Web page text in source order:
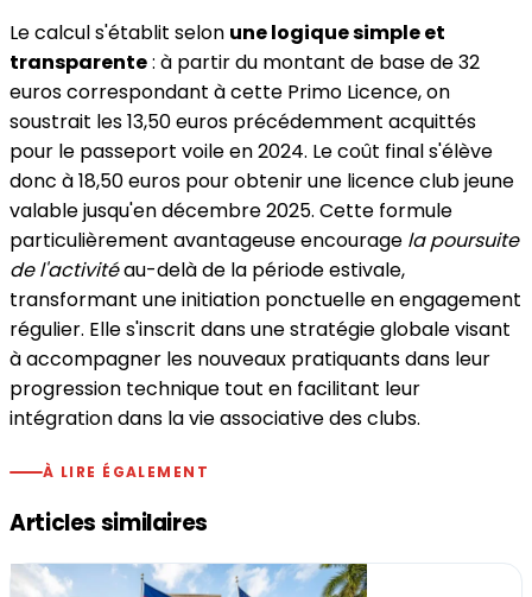
Le calcul s'établit selon une logique simple et
transparente: à partir du montant de base de 32
euros correspondant à cette Primo Licence, on
soustrait les 13,50 euros précédemment acquittés
pour le passeport voile en 2024. Le coût final s'élève
donc à 18,50 euros pour obtenir une licence club jeune
valable jusqu'en décembre 2025. Cette formule
particulièrement avantageuse encourage la poursuite
de l'activitéau-delà de la période estivale,
transformant une initiation ponctuelle en engagement
régulier. Elle s'inscrit dans une stratégie globale visant
à accompagner les nouveaux pratiquants dans leur
progression technique tout en facilitant leur
intégration dans la vie associative des clubs.
À LIRE ÉGALEMENT
Articles similaires